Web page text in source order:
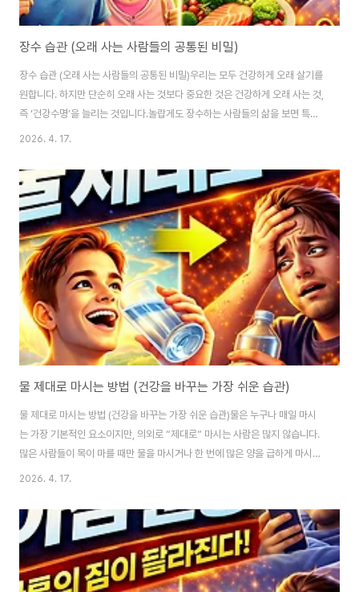
장수 습관 (오래 사는 사람들의 공통된 비밀)
장수 습관 (오래 사는 사람들의 공통된 비밀)우리는 모두 건강하게 오래 살기를
원합니다. 하지만 단순히 오래 사는 것보다 중요한 것은 건강하게 오래 사는 것,
즉 ‘건강수명’을 늘리는 것입니다.놀랍게도 장수하는 사람들의 삶을 보면 특별
한 비법이 있는 것이 아니라, 일상 속 작은 습관의 차이가 쌓여 만들어진 결과라
복되는 생활 습관입니다.이 글에서는 장수하는 사람들의 공통된 습관과 실제로
실천 가능한 방법을 자세하게 알려드립니다.왜 장수 습관이 중요한가현대인은
평균 수명이 늘어났지만, 건강하지 못한 기간도 함께 길어지고 있습니다.즉 오
래 살지만 병과 함께 살아가는 시간이 늘어나고 있다는 의미입니다.이 문제를
해결하는 핵심이 바로 ‘습..
2026. 4. 17.
물 제대로 마시는 방법 (건강을 바꾸는 가장 쉬운 습관)
물 제대로 마시는 방법 (건강을 바꾸는 가장 쉬운 습관)물은 누구나 매일 마시
는 가장 기본적인 요소이지만, 의외로 “제대로” 마시는 사람은 많지 않습니다.
많은 사람들이 목이 마를 때만 물을 마시거나 한 번에 많은 양을 급하게 마시는
습관을 가지고 있습니다.하지만 이런 방식은 오히려 몸에 부담을 줄 수 있고, 수
활발해지고, 피부 상태 개선, 피로 회복, 체중 관리까지 다양한 긍정적인 변화가
나타납니다.이 글에서는 물 제대로 마시는 방법, 시간별 루틴, 주의사항까지 실
제 도움이 되는 정보만 자세하게 알려드립니다.왜 물을 제대로 마셔야 하는가?
우리 몸의 약 60~70%는 물로 이루어져 있습니다.이 말은 곧 물 섭취 습관이
건강 상태에..
2026. 4. 17.